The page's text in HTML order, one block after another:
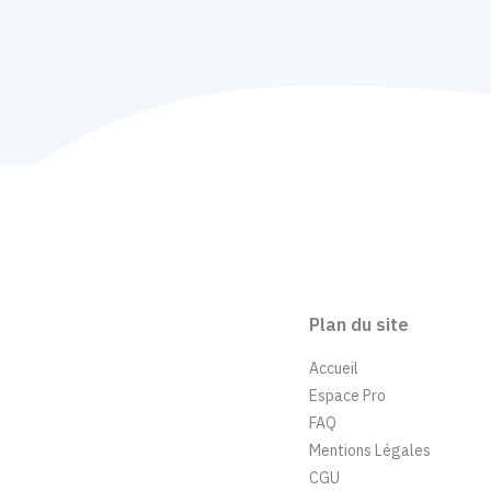
Plan du site
Accueil
Espace Pro
FAQ
Mentions Légales
CGU